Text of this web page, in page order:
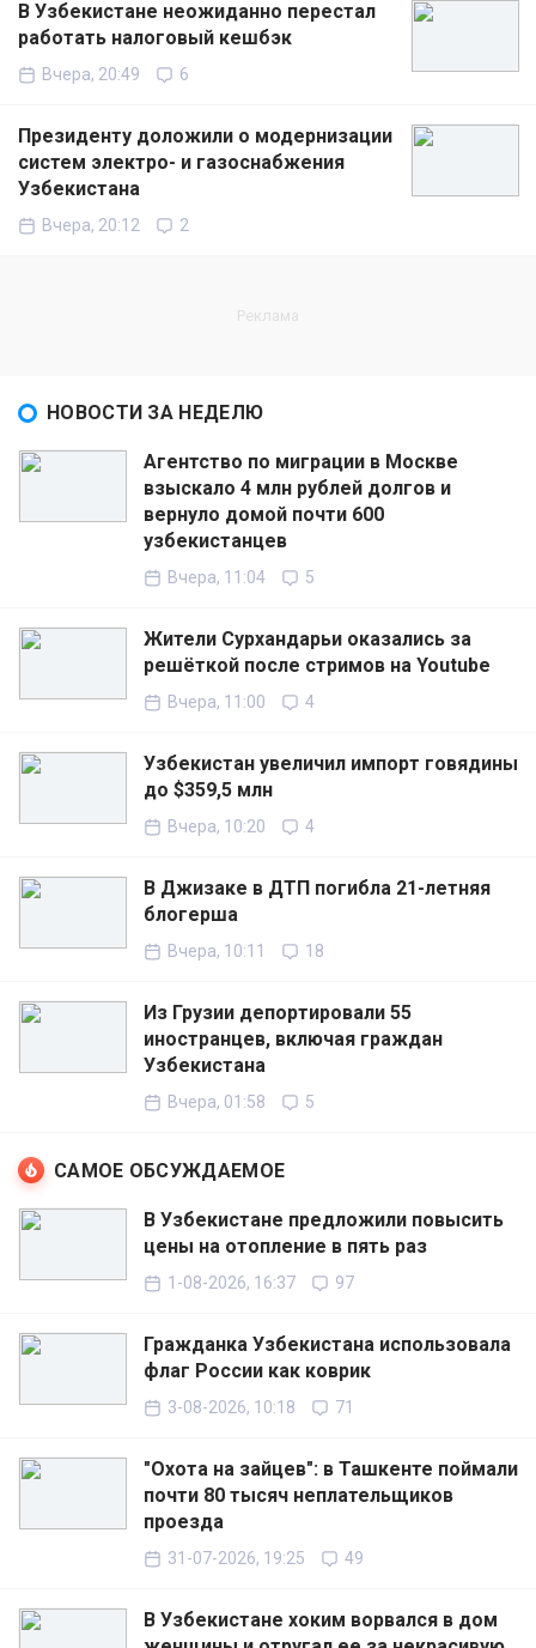
В Узбекистане неожиданно перестал
работать налоговый кешбэк
Вчера, 20:49 6
Президенту доложили о модернизации
систем электро- и газоснабжения
Узбекистана
Вчера, 20:12 2
НОВОСТИ ЗА НЕДЕЛЮ
Агентство по миграции в Москве
взыскало 4 млн рублей долгов и
вернуло домой почти 600
узбекистанцев
Вчера, 11:04 5
Жители Сурхандарьи оказались за
решёткой после стримов на Youtube
Вчера, 11:00 4
Узбекистан увеличил импорт говядины
до $359,5 млн
Вчера, 10:20 4
В Джизаке в ДТП погибла 21-летняя
блогерша
Вчера, 10:11 18
Из Грузии депортировали 55
иностранцев, включая граждан
Узбекистана
Вчера, 01:58 5
САМОЕ ОБСУЖДАЕМОЕ
В Узбекистане предложили повысить
цены на отопление в пять раз
1-08-2026, 16:37 97
Гражданка Узбекистана использовала
флаг России как коврик
3-08-2026, 10:18 71
"Охота на зайцев": в Ташкенте поймали
почти 80 тысяч неплательщиков
проезда
31-07-2026, 19:25 49
В Узбекистане хоким ворвался в дом